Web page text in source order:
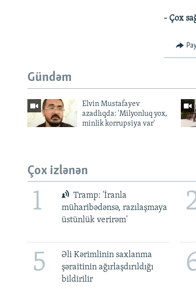
- Çox
Gündəm
Elvin Mustafayev
azadlıqda: 'Milyonluq yox,
minlik korrupsiya var'
Çox izlənən
1
Tramp: 'İranla
müharibədənsə, razılaşmaya
üstünlük verirəm'
5
Əli Kərimlinin saxlanma
şəraitinin ağırlaşdırıldığı
bildirilir